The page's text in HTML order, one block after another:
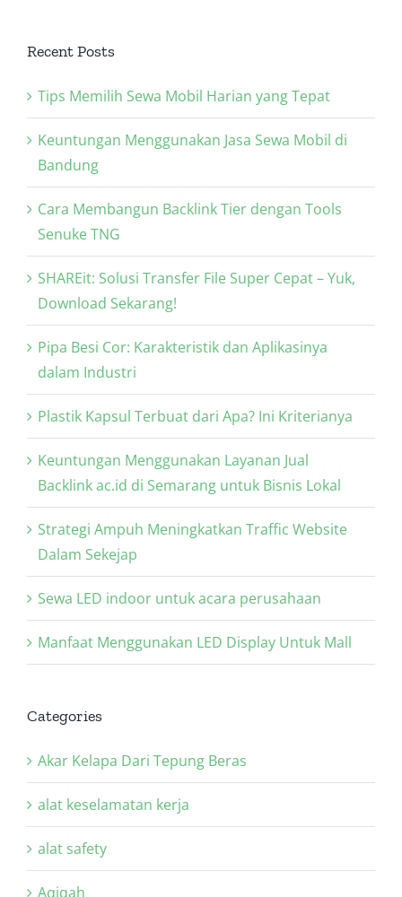
Recent Posts
Tips Memilih Sewa Mobil Harian yang Tepat
Keuntungan Menggunakan Jasa Sewa Mobil di
Bandung
Cara Membangun Backlink Tier dengan Tools
Senuke TNG
SHAREit: Solusi Transfer File Super Cepat – Yuk,
Download Sekarang!
Pipa Besi Cor: Karakteristik dan Aplikasinya
dalam Industri
Plastik Kapsul Terbuat dari Apa? Ini Kriterianya
Keuntungan Menggunakan Layanan Jual
Backlink ac.id di Semarang untuk Bisnis Lokal
Strategi Ampuh Meningkatkan Traffic Website
Dalam Sekejap
Sewa LED indoor untuk acara perusahaan
Manfaat Menggunakan LED Display Untuk Mall
Categories
Akar Kelapa Dari Tepung Beras
alat keselamatan kerja
alat safety
Aqiqah